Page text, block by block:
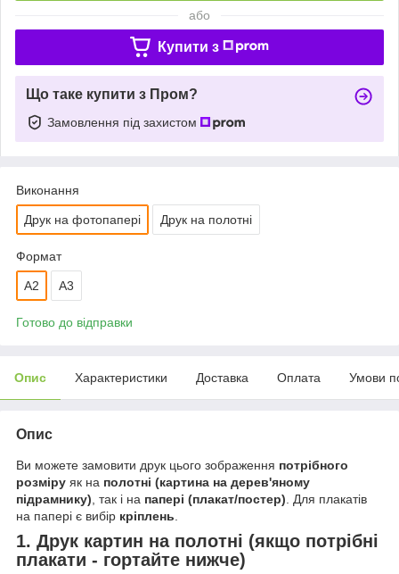
або
Купити з
Що таке купити з Пром?
Замовлення під захистом
Виконання
Друк на фотопапері Друк на полотні
Формат
A2 A3
Готово до відправки
Опис Характеристики Доставка Оплата Умови
Опис
Ви можете замовити друк цього зображення потрібного
розміру як на полотні (картина на дерев'яному
підрамнику) , так і на папері (плакат/постер) . Для плакатів
на папері є вибір кріплень
1. Друк картин на полотні (якщо потрібні
плакати - гортайте нижче)